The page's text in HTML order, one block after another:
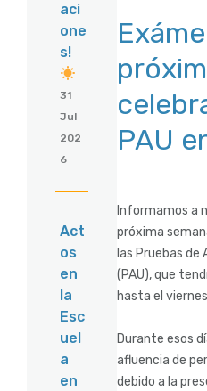
aci
one
s!
31
Jul
202
6
Act
os
en
la
Esc
uel
a
en
PAU
Informamos a
próxima
las Pruebas de
(PAU), que
hasta el
Durante esos
afluencia de
debido a la